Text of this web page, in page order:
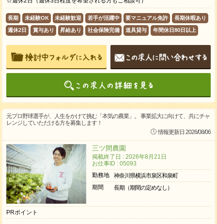
長期 未経験OK 未経験歓迎 若手が活躍中 要マニュアル免許 長期休暇あり
週休2日 賞与あり 昇給あり 社会保険完備 道具貸与 年間休日80日以上
元プロ野球選手が、人生をかけて挑む「本気の農業」。 事業拡大に向けて、共にチャ
レンジしていただける方を募集します！
情報更新日 2026/08/06
三ツ間農園
掲載終了日 : 2026年8月21日
お仕事ID : 05093
勤務地
神奈川県横浜市泉区和泉町
期間
長期（期間の定めなし）
PRポイント